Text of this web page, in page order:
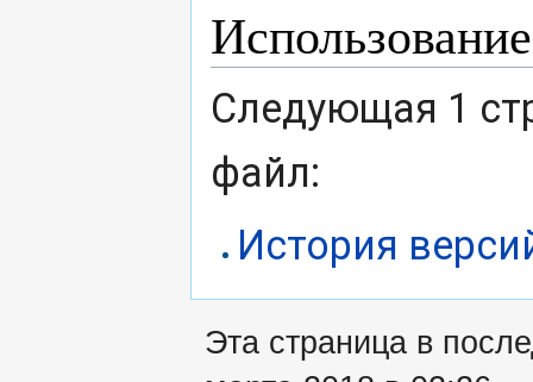
Следующая 1
файл:
История
Эта страница в